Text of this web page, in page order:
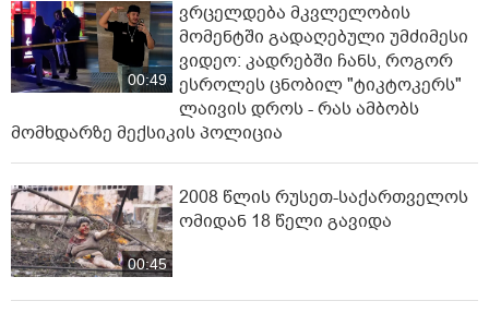
00:49
ვრცელდება მკვლელობის
მომენტში გადაღებული უმძიმესი
ვიდეო: კადრებში ჩანს, როგორ
ესროლეს ცნობილ "ტიკტოკერს"
ლაივის დროს - რას ამბობს
მომხდარზე მექსიკის პოლიცია
00:45
2008 წლის რუსეთ-საქართველოს
ომიდან 18 წელი გავიდა